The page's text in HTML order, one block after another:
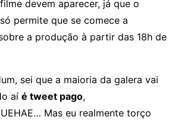
devem aparecer, já que o
permite que se comece a
a produção à partir das 18h de
sei que a maioria da galera vai
aí é tweet pago,
Mas eu realmente torço